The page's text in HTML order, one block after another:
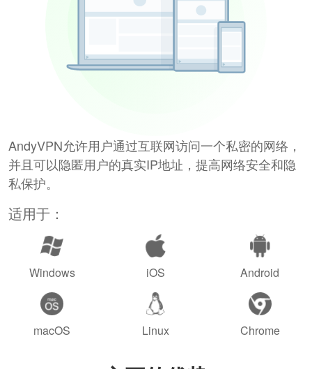
AndyVPN允许用户通过互联网访问一个私密的网络，
并且可以隐匿用户的真实IP地址，提高网络安全和隐
私保护。
适用于：
Windows iOS Android
macOS Linux Chrome